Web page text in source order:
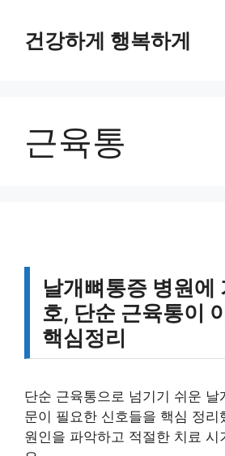
건강하게 행복하게
근육통
날개뼈통증 병원에
호, 단순 근육통이
핵심정리
단순 근육통으로 넘기기 쉬운
문이 필요한 신호들을 핵심 정리
원인을 파악하고 적절한 치료 시